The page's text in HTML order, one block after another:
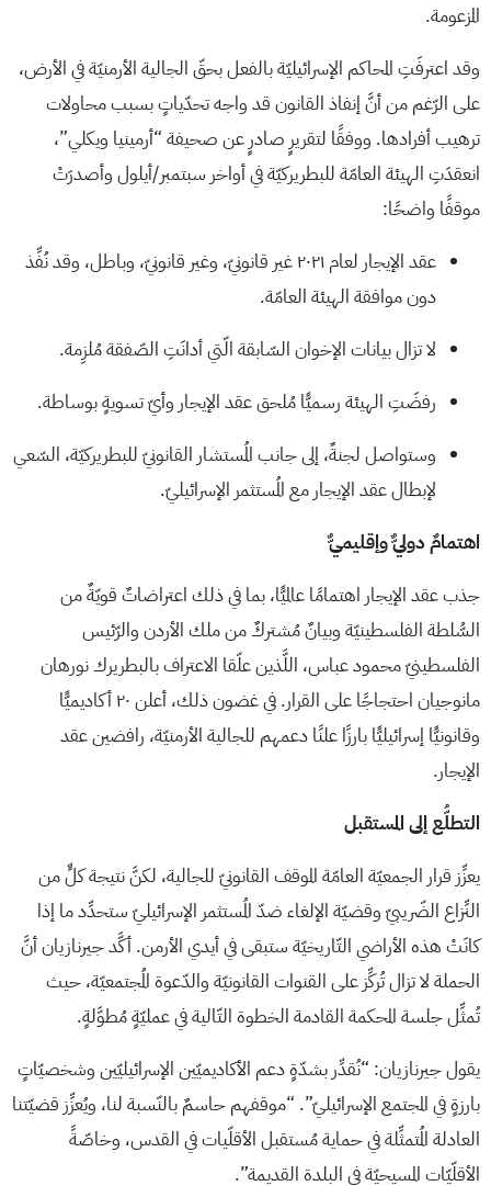
المزعومة.
وقد اعترفَتِ المحاكم الإسرائيليّة بالفعل بحقّ الجالية الأرمنيّة في الأرض،
على الرّغم من أنَّ إنفاذ القانون قد واجه تحدّياتٍ بسبب محاولات
ترهيب أفرادها. ووفقًا لتقريرٍ صادرٍ عن صحيفة “أرمينيا ويكلي”،
انعقدَتِ الهيئة العامّة للبطريركيّة في أواخر سبتمبر/أيلول وأصدرَتْ
موقفًا واضحًا:
عقد الإيجار لعام ٢٠٢١ غير قانونيّ، وغير قانونيّ، وباطل، وقد نُفِّذ
دون موافقة الهيئة العامّة.
لا تزال بيانات الإخوان السّابقة الّتي أدانَتِ الصّفقة مُلزِمة.
رفضَتِ الهيئة رسميًّا مُلحق عقد الإيجار وأيّ تسويةٍ بوساطة.
وستواصل لجنةٌ، إلى جانب المُستشار القانونيّ للبطريركيّة، السّعي
لإبطال عقد الإيجار مع المُستثمر الإسرائيليّ.
اهتمامٌ دوليٌّ وإقليميٌّ
جذب عقد الإيجار اهتمامًا عالميًّا، بما في ذلك اعتراضاتٌ قويّةٌ من
السُّلطة الفلسطينيّة وبيانٌ مُشتركٌ من ملك الأردن والرّئيس
الفلسطينيّ محمود عباس، اللَّذين علّقا الاعتراف بالبطريرك نورهان
مانوجيان احتجاجًا على القرار. في غضون ذلك، أعلن ٢٠ أكاديميًّا
وقانونيًّا إسرائيليًّا بارزًا علنًا دعمهم للجالية الأرمنيّة، رافضين عقد
الإيجار.
التطلُّع إلى المستقبل
يعزِّز قرار الجمعيّة العامّة الموقف القانونيّ للجالية، لكنَّ نتيجة كلٍّ من
النِّزاع الضّريبيّ وقضيّة الإلغاء ضدّ المُستثمر الإسرائيليّ ستحدِّد ما إذا
كانَتْ هذه الأراضي التّاريخيّة ستبقى في أيدي الأرمن. أكَّد جيرنازيان أنَّ
الحملة لا تزال تُركِّز على القنوات القانونيّة والدّعوة المُجتمعيّة، حيث
تُمثِّل جلسة المحكمة القادمة الخطوة التّالية في عمليّةٍ مُطوَّلةٍ.
يقول جيرنازيان: “نُقدِّر بشدّةٍ دعم الأكاديميّين الإسرائيليّين وشخصيّاتٍ
بارزةٍ في المجتمع الإسرائيليّ”. “موقفهم حاسمٌ بالنّسبة لنا، ويُعزِّز قضيّتنا
العادلة المُتمثِّلة في حماية مُستقبل الأقلّيات في القدس، وخاصّةً
الأقلّيّات المسيحيّة في البلدة القديمة”.